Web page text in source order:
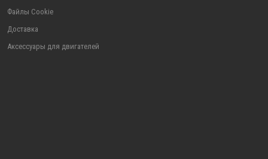
Файлы Cookie
Доставка
Аксессуары для двигателей